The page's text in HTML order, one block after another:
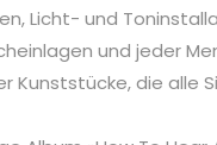
Licht- und
und jeder
Kunststücke, die alle